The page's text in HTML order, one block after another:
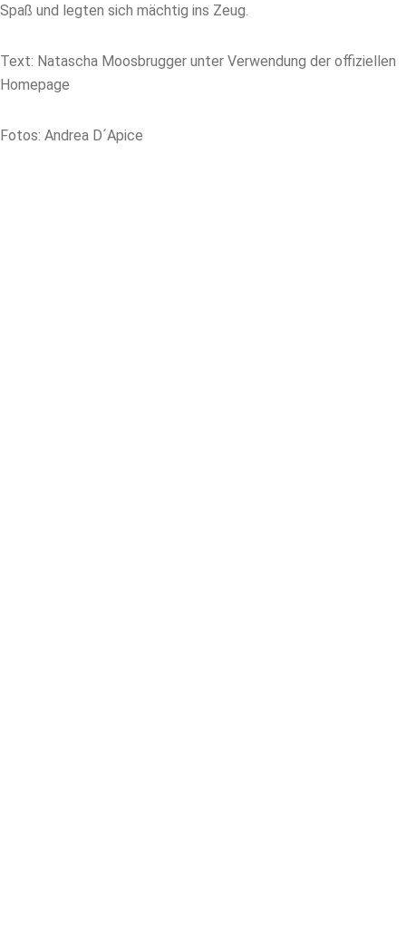
Spaß und legten sich mächtig ins Zeug.
Text: Natascha Moosbrugger unter Verwendung der offiziellen
Homepage
Fotos: Andrea D´Apice